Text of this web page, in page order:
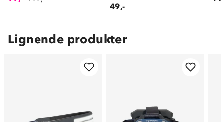
49,-
Lignende produkter